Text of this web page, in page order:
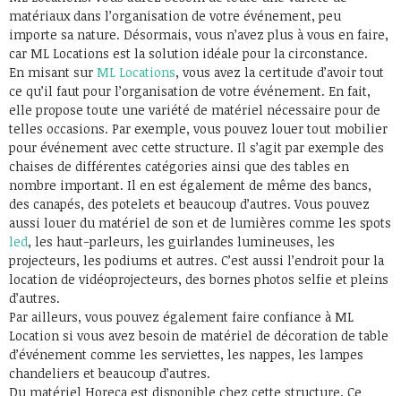
matériaux dans l’organisation de votre événement, peu
importe sa nature. Désormais, vous n’avez plus à vous en faire,
car ML Locations est la solution idéale pour la circonstance.
En misant sur ML Locations, vous avez la certitude d’avoir tout
ce qu’il faut pour l’organisation de votre événement. En fait,
elle propose toute une variété de matériel nécessaire pour de
telles occasions. Par exemple, vous pouvez louer tout mobilier
pour événement avec cette structure. Il s’agit par exemple des
chaises de différentes catégories ainsi que des tables en
nombre important. Il en est également de même des bancs,
des canapés, des potelets et beaucoup d’autres. Vous pouvez
aussi louer du matériel de son et de lumières comme les spots
led, les haut-parleurs, les guirlandes lumineuses, les
projecteurs, les podiums et autres. C’est aussi l’endroit pour la
location de vidéoprojecteurs, des bornes photos selfie et pleins
d’autres.
Par ailleurs, vous pouvez également faire confiance à ML
Location si vous avez besoin de matériel de décoration de table
d’événement comme les serviettes, les nappes, les lampes
chandeliers et beaucoup d’autres.
Du matériel Horeca est disponible chez cette structure. Ce